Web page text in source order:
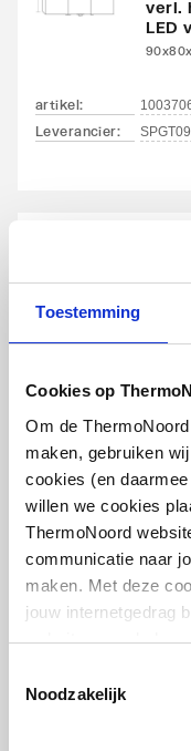
Toestemming
Cookies op
Om de
maken, gebruiken
cookies (en
willen we cookies
ThermoNoord
communicatie naar
maken. Met deze
jouw internetgedrag
website en webshop
communicatie aan
Noodzakelijk
verl.
LED
artikel:
Leverancier:
artikel: 1003715
Leverancier
Leverancier: